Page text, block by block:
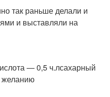
так раньше делали и
и выставляли на
— 0,5 ч.лсахарный
желанию